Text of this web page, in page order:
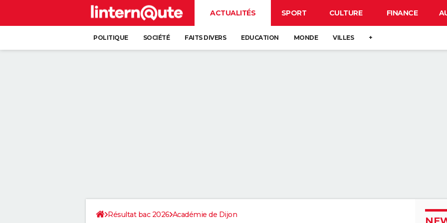
ACTUALITÉS SPORT CULTURE FINANCE
POLITIQUE SOCIÉTÉ FAITS DIVERS EDUCATION MONDE VILLES +
Résultat bac 2026 Académie de Dijon